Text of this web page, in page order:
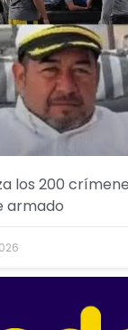
los 200
armado